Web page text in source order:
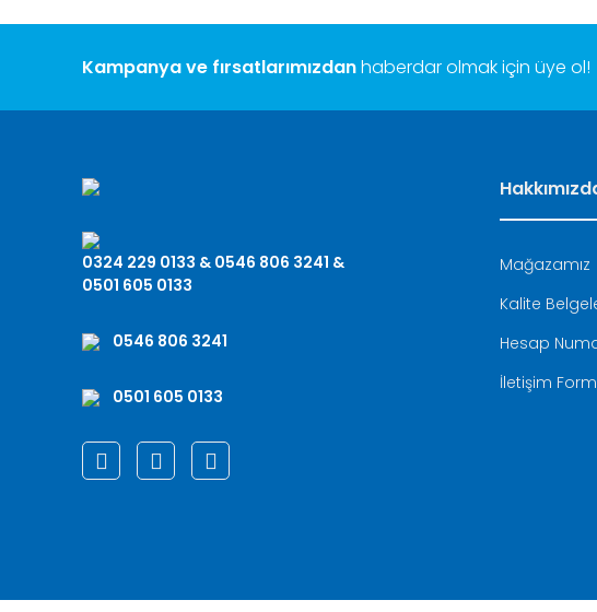
Kampanya ve fırsatlarımızdanhaberdar olmak için üye ol!
0324 229 0133 & 0546 806 3241 &
0501 605 0133
0546 806 3241
0501 605 0133
Mağazamız
Kalite
Hesap
İletişim